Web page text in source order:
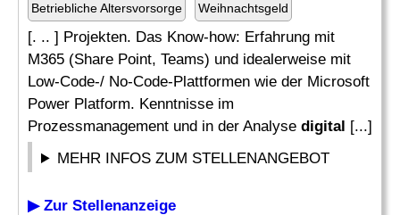
Betriebliche Altersvorsorge Weihnachtsgeld
[. .. ] Projekten. Das Know-how: Erfahrung mit
M365 (Share Point, Teams) und idealerweise mit
Low-Code-/ No-Code-Plattformen wie der Microsoft
Power Platform. Kenntnisse im
Prozessmanagement und in der Analyse digital [...]
MEHR INFOS ZUM STELLENANGEBOT
▶ Zur Stellenanzeige